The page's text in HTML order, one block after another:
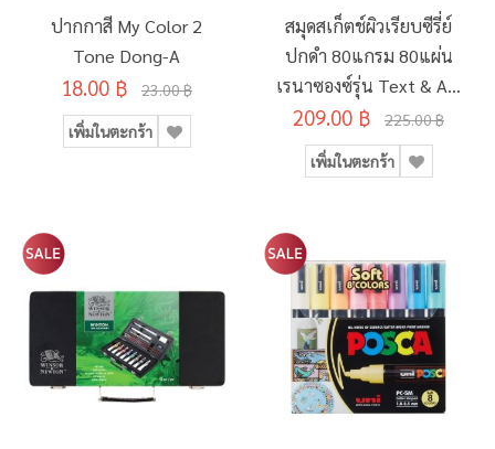
ปากกาสี My Color 2
Tone Dong-A
18.00 ฿ 23.00 ฿
เพิ่มในตะกร้า
สมุดสเก็ตช์ผิวเรียบซีรี่ย์
ปกดำ 80แกรม 80แผ่น
เรนาซองซ์รุ่น Text & Art
H-001 A5
209.00 ฿ 225.00 ฿
เพิ่มในตะกร้า